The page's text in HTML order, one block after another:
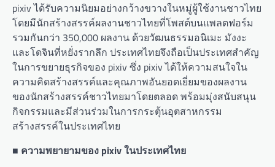
pixiv ได้รับความนิยมอย่างกว้างขวางในหมู่ผู้ใช้งานชาวไทย
โดยมีนักสร้างสรรค์ผลงานชาวไทยที่โพสต์บนแพลตฟอร์ม
รวมกันกว่า 350,000 ผลงาน ด้วยวัฒนธรรมอนิเมะ มังงะ
และโดจินที่หยั่งรากลึก ประเทศไทยจึงถือเป็นประเทศสำคัญ
ในการขยายธุรกิจของ pixiv ซึ่ง pixiv ได้ให้ความสนใจใน
ความคิดสร้างสรรค์และคุณภาพอันยอดเยี่ยมของผลงาน
ของนักสร้างสรรค์ชาวไทยมาโดยตลอด พร้อมมุ่งสนับสนุน
กิจกรรมและมีส่วนร่วมในการกระตุ้นอุตสาหกรรม
สร้างสรรค์ในประเทศไทย
■ ความพยายามของ pixiv ในประเทศไทย